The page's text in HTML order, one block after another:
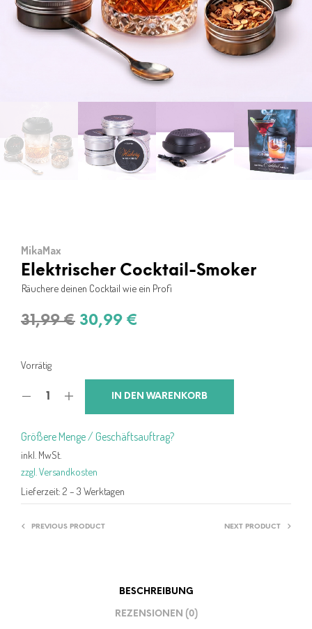
MikaMax
Elektrischer Cocktail-Smoker
Räuchere deinen Cocktail wie ein Profi
31,99€ Ursprünglicher
31,99 €
30,99 €
30,99 €.
Vorrätig
IN DEN WARENKORB
Größere Menge / Geschäftsauftrag?
inkl. MwSt.
zzgl. Versandkosten
Lieferzeit: 2 – 3 Werktagen
PREVIOUS PRODUCT NEXT PRODUCT
BESCHREIBUNG
REZENSIONEN (0)